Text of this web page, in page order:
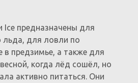
Ice предназначены для
льда, для ловли по
в предзимье, а также для
когда лёд сошёл, но
активно питаться. Они